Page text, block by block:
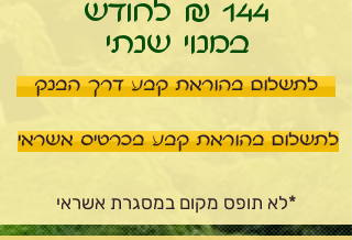
144 ₪ לחודש
במנוי שנתי
לתשלום בהוראת קבע דרך הבנק
לתשלום בהוראת קבע בכרטיס אשראי
*לא תופס מקום במסגרת אשראי